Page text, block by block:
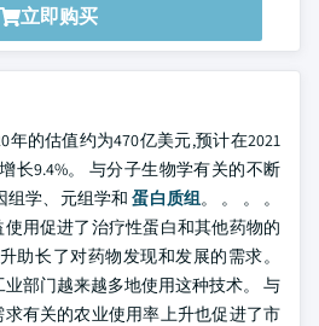
立即购买
年的估值约为470亿美元,预计在2021
长9.4%。 与分子生物学有关的不断
组学、元组学和蛋白质组。 。 。 。
用促进了治疗性蛋白和其他药物的
助长了对药物发现和发展的需求。
部门越来越多地使用这种技术。 与
有关的农业使用率上升也促进了市